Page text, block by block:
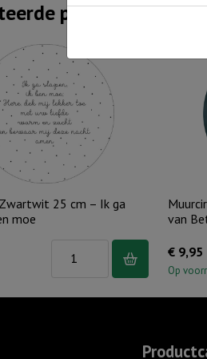
producten
25 cm – Ik ga
moe
van
€ 9,95
Op